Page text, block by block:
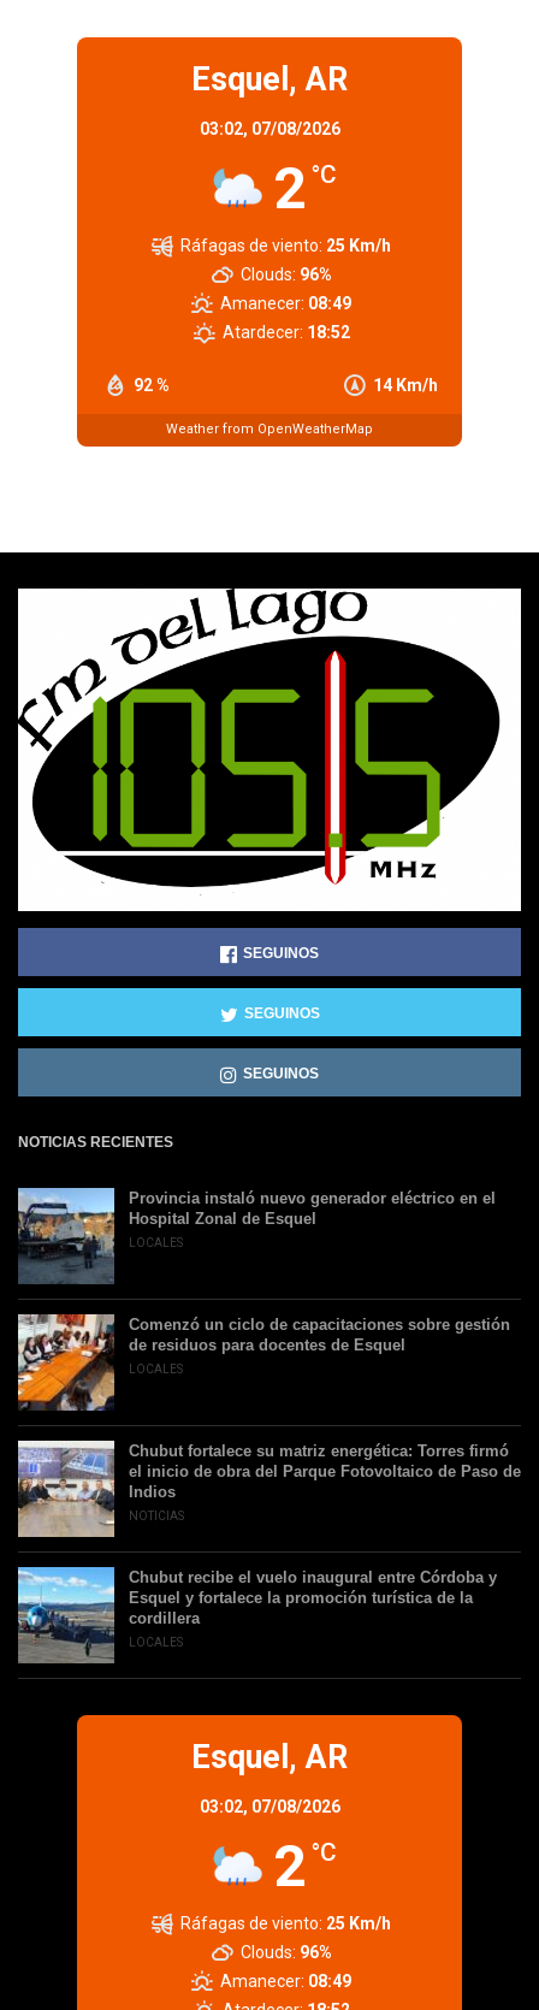
Esquel, AR
03:02, 07/08/2026
2 °C
92 % 14 Km/h
Ráfagas de viento: 25 Km/h
Clouds: 96%
Amanecer: 08:49
Atardecer: 18:52
Weather from OpenWeatherMap
SEGUINOS
SEGUINOS
SEGUINOS
NOTICIAS RECIENTES
Provincia instaló nuevo generador eléctrico en el
Hospital Zonal de Esquel
LOCALES
Comenzó un ciclo de capacitaciones sobre gestión
de residuos para docentes de Esquel
LOCALES
Chubut fortalece su matriz energética: Torres firmó
el inicio de obra del Parque Fotovoltaico de Paso de
Indios
NOTICIAS
Chubut recibe el vuelo inaugural entre Córdoba y
Esquel y fortalece la promoción turística de la
cordillera
LOCALES
Esquel, AR
03:02, 07/08/2026
2 °C
Ráfagas de viento: 25 Km/h
Clouds: 96%
Amanecer: 08:49